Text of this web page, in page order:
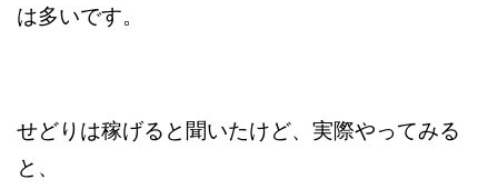
は多いです。
せどりは稼げると聞いたけど、実際やってみる
と、